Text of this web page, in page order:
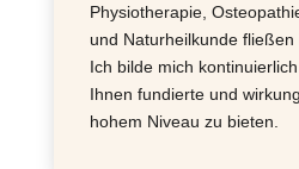
Physiotherapie,
und Naturheilkunde fließen
Ich bilde mich
Ihnen fundierte und
hohem Niveau zu bieten.